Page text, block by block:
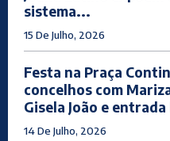
sistema...
15 De Julho, 2026
Festa na Praça
concelhos com
Gisela João e
14 De Julho, 2026